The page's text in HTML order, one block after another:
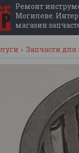
Ремонт
Могилеве.
магазин
Запчасти для